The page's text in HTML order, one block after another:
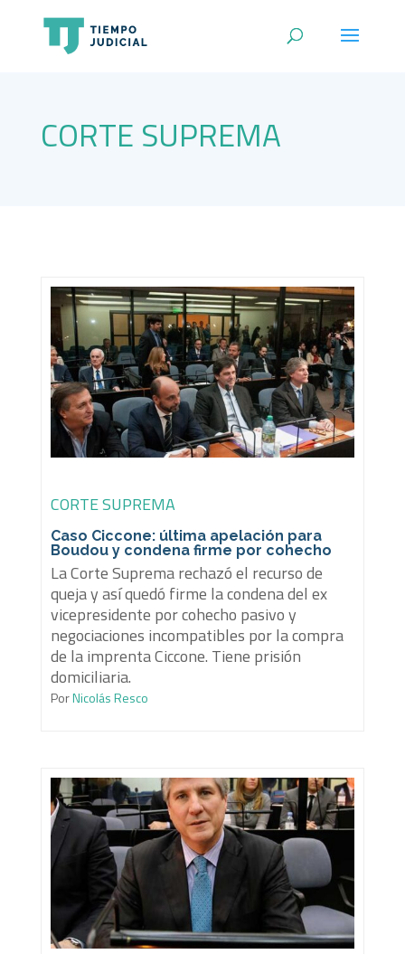
CORTE SUPREMA
CORTE SUPREMA
Caso Ciccone: última apelación para
Boudou y condena firme por cohecho
La Corte Suprema rechazó el recurso de
queja y así quedó firme la condena del ex
vicepresidente por cohecho pasivo y
negociaciones incompatibles por la compra
de la imprenta Ciccone. Tiene prisión
domiciliaria.
PorNicolás Resco